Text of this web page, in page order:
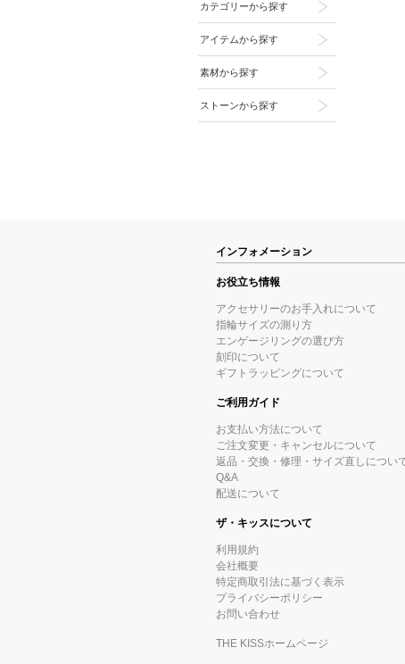
カテゴリーから探す
アイテムから探す
素材から探す
ストーンから探す
インフォメーション
お役立ち情報
アクセサリーのお手入れについて
指輪サイズの測り方
エンゲージリングの選び方
刻印について
ギフトラッピングについて
ご利用ガイド
お支払い方法について
ご注文変更・キャンセルについて
返品・交換・修理・サイズ直しについ
Q&A
配送について
ザ・キッスについて
利用規約
会社概要
特定商取引法に基づく表示
プライバシーポリシー
お問い合わせ
THE KISSホームページ